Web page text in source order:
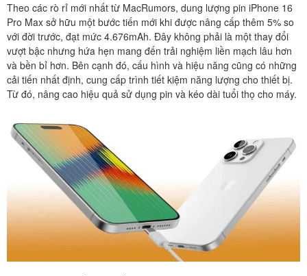
Theo các rò rỉ mới nhất từ MacRumors, dung lượng pin iPhone 16
Pro Max sở hữu một bước tiến mới khi được nâng cấp thêm 5% so
với đời trước, đạt mức 4.676mAh. Đây không phải là một thay đổi
vượt bậc nhưng hứa hẹn mang đến trải nghiệm liền mạch lâu hơn
và bền bỉ hơn. Bên cạnh đó, cấu hình và hiệu năng cũng có những
cải tiến nhất định, cung cấp trình tiết kiệm năng lượng cho thiết bị.
Từ đó, nâng cao hiệu quả sử dụng pin và kéo dài tuổi thọ cho máy.